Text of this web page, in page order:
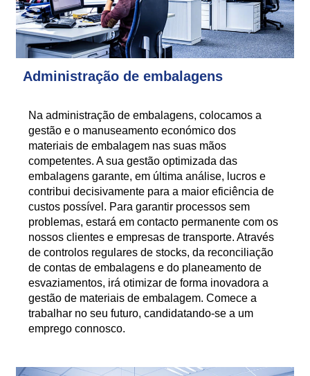
Administração de embalagens
Na administração de embalagens, colocamos a
gestão e o manuseamento económico dos
materiais de embalagem nas suas mãos
competentes. A sua gestão optimizada das
embalagens garante, em última análise, lucros e
contribui decisivamente para a maior eficiência de
custos possível. Para garantir processos sem
problemas, estará em contacto permanente com os
nossos clientes e empresas de transporte. Através
de controlos regulares de stocks, da reconciliação
de contas de embalagens e do planeamento de
esvaziamentos, irá otimizar de forma inovadora a
gestão de materiais de embalagem. Comece a
trabalhar no seu futuro, candidatando-se a um
emprego connosco.